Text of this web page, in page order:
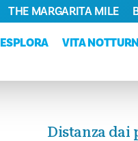
ESPLORA VITA
THE MARGARITA MILE
Distanza